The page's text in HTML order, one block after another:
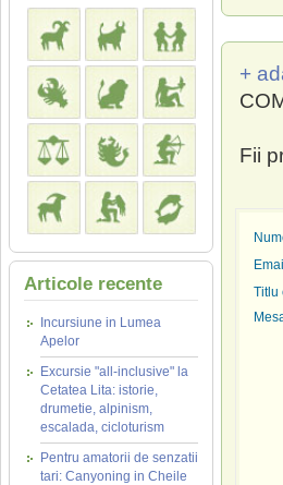
Articole recente
Incursiune in Lumea
Apelor
Excursie "all-inclusive" la
Cetatea Lita: istorie,
drumetie, alpinism,
escalada, cicloturism
Pentru amatorii de senzatii
tari: Canyoning in Cheile
+
Fii
Titlu